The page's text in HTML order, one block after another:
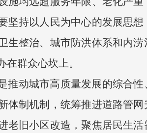
坚持以人民为中心的发展思
生整治、城市防洪体系和内
群众心坎上。
推动城市高质量发展的综合
体制机制，统筹推进道路管
老旧小区改造，聚焦居民生